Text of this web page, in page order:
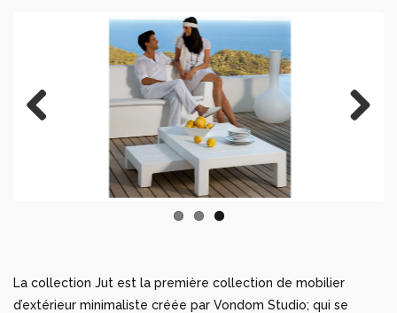
La collection Jut est la première collection de mobilier
d’extérieur minimaliste créée par Vondom Studio; qui se